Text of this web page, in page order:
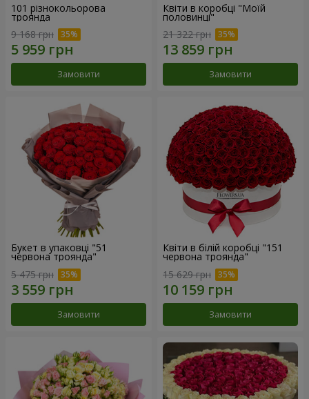
101 різнокольорова
троянда
9 168 грн
Замовити
Квіти в коробці "Моїй
половинці"
21 322 грн
Замовити
Букет в упаковці "51
червона троянда"
5 475 грн
Замовити
Квіти в білій коробці "151
червона троянда"
15 629 грн
Замовити